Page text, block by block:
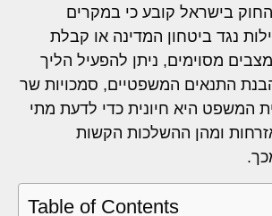
בישראל קובע כי במקרים
נגד ביטחון המדינה או קבלת
מסוימים, ניתן להפעיל הליך
התנאים המשפטיים, סמכויות שר
המשפט היא חיונית כדי לדעת מתי
ומהן ההשלכות הקשות
Table of Contents